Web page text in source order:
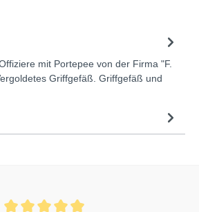
mit Portepee von der Firma "F.
Griffgefäß. Griffgefäß und